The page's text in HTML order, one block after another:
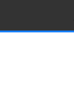
content